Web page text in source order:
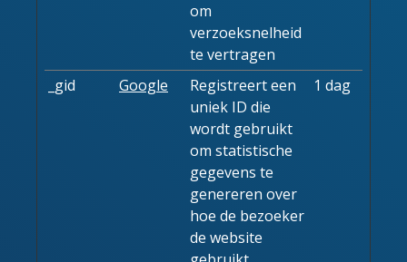
om
verzoeksnelheid
te vertragen
_gid Google
Registreert een
uniek ID die
wordt gebruikt
om statistische
gegevens te
genereren over
hoe de bezoeker
de website
1 dag